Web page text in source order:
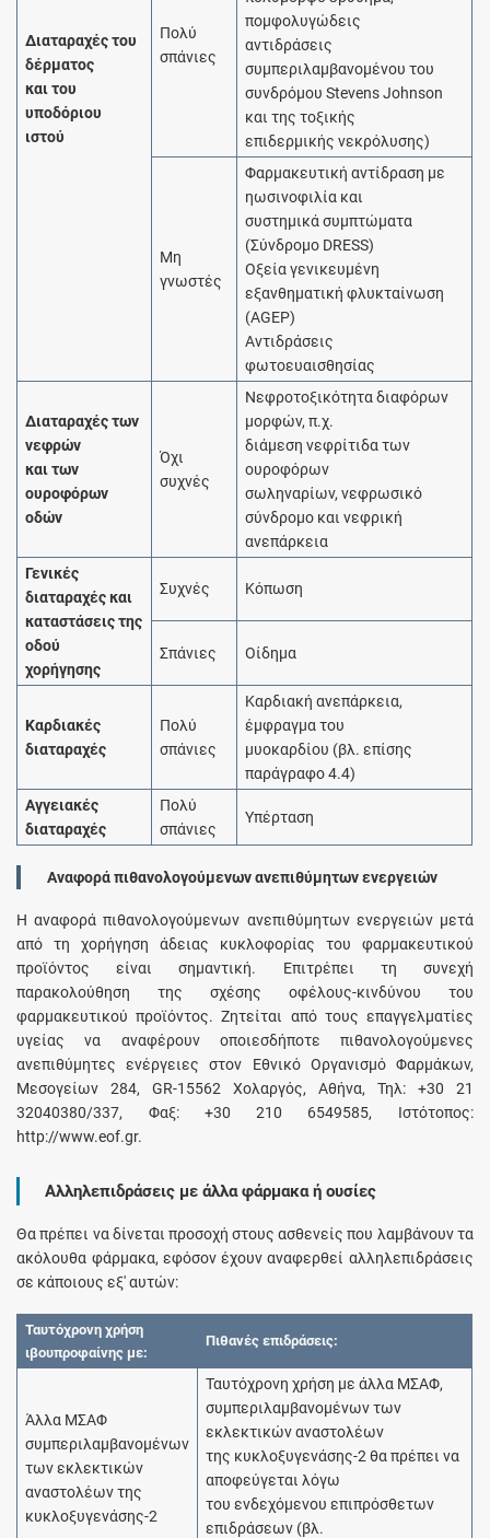
Διαταραχές του
δέρματος
και του
υποδόριου
ιστού
Πολύ
σπάνιες
πομφολυγώδεις
αντιδράσεις
συμπεριλαμβανομένου του
συνδρόμου Stevens Johnson
και της τοξικής
επιδερμικής νεκρόλυσης)
Μη
γνωστές
Φαρμακευτική αντίδραση με
ηωσινοφιλία και
συστημικά συμπτώματα
(Σύνδρομο DRESS)
Οξεία γενικευμένη
εξανθηματική φλυκταίνωση
(AGEP)
Aντιδράσεις
φωτοευαισθησίας
Διαταραχές των
νεφρών
και των
ουροφόρων
οδών
Όχι
συχνές
Νεφροτοξικότητα διαφόρων
μορφών, π.χ.
διάμεση νεφρίτιδα των
ουροφόρων
σωληναρίων, νεφρωσικό
σύνδρομο και νεφρική
ανεπάρκεια
Γενικές
διαταραχές και
καταστάσεις της
οδού
χορήγησης
Συχνές Κόπωση
Σπάνιες Οίδημα
Καρδιακές
διαταραχές
Πολύ
σπάνιες
Καρδιακή ανεπάρκεια,
έμφραγμα του
μυοκαρδίου (βλ. επίσης
παράγραφο 4.4)
Αγγειακές
διαταραχές
Πολύ
σπάνιες
Υπέρταση
Αναφορά πιθανολογούμενων ανεπιθύμητων ενεργειών
Η αναφορά πιθανολογούμενων ανεπιθύμητων ενεργειών μετά
από τη χορήγηση άδειας κυκλοφορίας του φαρμακευτικού
προϊόντος είναι σημαντική. Επιτρέπει τη συνεχή
παρακολούθηση της σχέσης οφέλους-κινδύνου του
φαρμακευτικού προϊόντος. Ζητείται από τους επαγγελματίες
υγείας να αναφέρουν οποιεσδήποτε πιθανολογούμενες
ανεπιθύμητες ενέργειες στον Εθνικό Οργανισμό Φαρμάκων,
Μεσογείων 284, GR-15562 Χολαργός, Αθήνα, Τηλ: +30 21
32040380/337, Φαξ: +30 210 6549585, Ιστότοπος:
http://www.eof.gr.
Αλληλεπιδράσεις με άλλα φάρμακα ή ουσίες
Θα πρέπει να δίνεται προσοχή στους ασθενείς που λαμβάνουν τα
ακόλουθα φάρμακα, εφόσον έχουν αναφερθεί αλληλεπιδράσεις
σε κάποιους εξ' αυτών:
Ταυτόχρονη χρήση
ιβουπροφαίνης με:
Πιθανές επιδράσεις:
Άλλα ΜΣΑΦ
συμπεριλαμβανομένων
των εκλεκτικών
αναστολέων της
κυκλοξυγενάσης-2
Ταυτόχρονη χρήση με άλλα ΜΣΑΦ,
συμπεριλαμβανομένων των
εκλεκτικών αναστολέων
της κυκλοξυγενάσης-2 θα πρέπει να
αποφεύγεται λόγω
του ενδεχόμενου επιπρόσθετων
επιδράσεων (βλ.